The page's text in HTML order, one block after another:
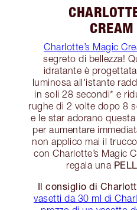
Charlotte’s Magic
segreto di bellezza!
idratante è
luminosa all'istante
in soli 28 secondi* e
rughe di 2 volte dopo 8
e le star adorano
per aumentare
non applico mai il
con Charlotte’s Magic
regala una
Il consiglio di
vasetti da 30 ml di